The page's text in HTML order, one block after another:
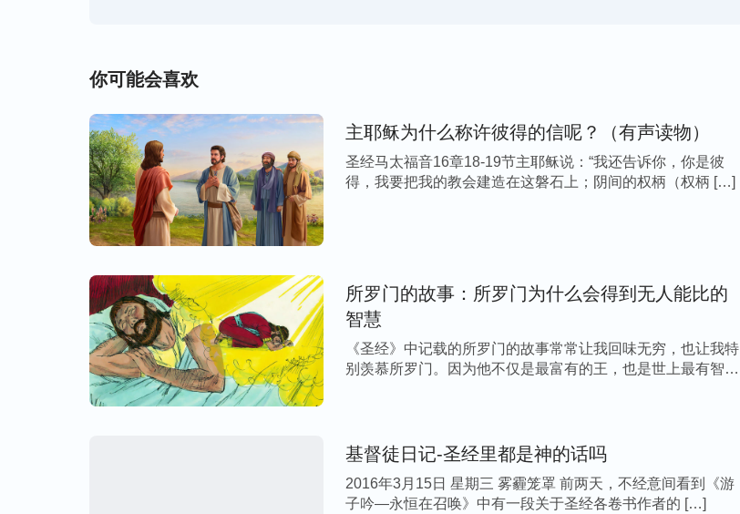
字），是昔在、今在、以后永在的全能者。’
四位长老，就面伏于地，敬拜神，说：‘昔在、今在的主神——全能者啊，我们感谢你！因
你执掌大权作王了。’
”（启11：16-17）那‘全能者’应该就是主的新名了。”
陈晨
扩展阅读
“耶和华”、“耶稣”，神的名为什么不一样？
神的名称：神的名字为什么会更换
你可能会喜欢
主耶稣为什么称许彼得的信呢？（有声读物）
圣经马太福音16章18-19节主耶稣说：“我还告诉你，你是彼
得，我要把我的教会建造在这磐石上；阴间的权柄（权柄 […]
所罗门的故事：所罗门为什么会得到无人能比的
智慧
《圣经》中记载的所罗门的故事常常让我回味无穷，也让我特
别羡慕所罗门。因为他不仅是最富有的王，也是世上最有智慧
基督徒日记-圣经里都是神的话吗
2016年3月15日 星期三 雾霾笼罩 前两天，不经意间看到《游
子吟—永恒在召唤》中有一段关于圣经各卷书作者的 […]